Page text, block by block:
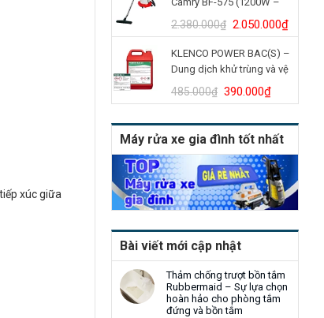
4.450.000₫.
30L)
2.380.000₫ Giá
gốc
là:
2.380.000₫.
2.050.000₫Giá
hiện
tại
là:
KLENCO POWER BAC(S) –
Dung dịch khử trùng và vệ
sinh bồn cầu (Can 5L)
485.000₫ Giá
gốc
là:
485.000₫.
390.000₫Giá
hiện
tại
là:
Máy rửa xe gia đình tốt nhất
Bài viết mới cập nhật
Thảm chống trượt bồn tắm
Rubbermaid – Sự lựa chọn
hoàn hảo cho phòng tắm
đứng và bồn tắm
xúc giữa